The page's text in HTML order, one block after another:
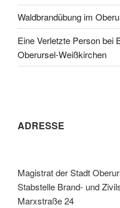
Waldbrandübung im
Eine Verletzte Person bei
Oberursel-Weißkirchen
ADRESSE
Magistrat der Stadt
Stabstelle Brand- und
Marxstraße 24